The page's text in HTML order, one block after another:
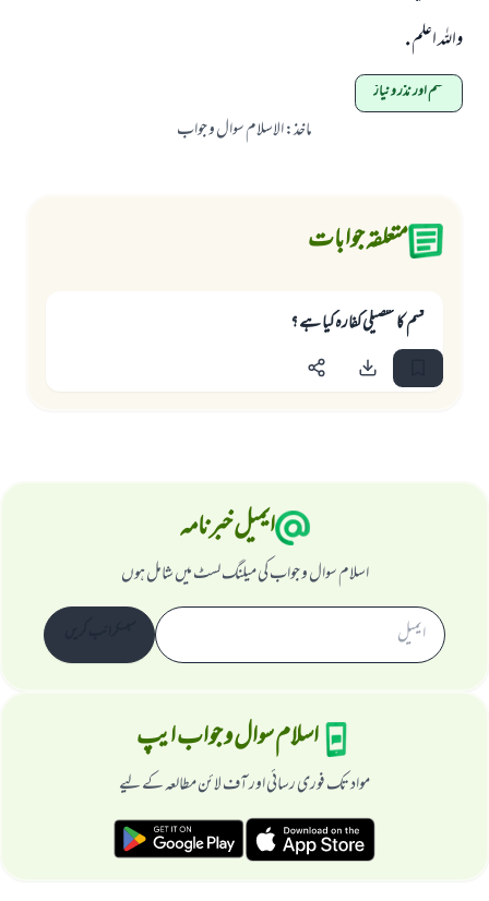
واللہ اعلم .
قسم اور نذر و نیاز
ماخذ:الاسلام سوال و جواب
متعلقہ جوابات
قسم كا تفصيلى كفارہ كيا ہے ؟
ایمیل خبرنامہ
اسلام سوال و جواب کی میلنگ لسٹ میں شامل ہوں
اسلام سوال و جواب ایپ
مواد تک فوری رسائی اور آف لائن مطالعہ کے لیے